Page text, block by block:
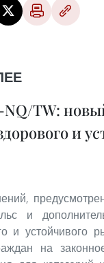
TW:
и
и
и устойчивого
на